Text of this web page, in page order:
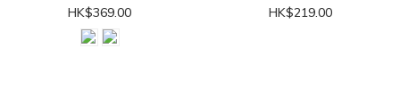
HK$369.00
Bra Top（可拆胸墊）
HK$219.00